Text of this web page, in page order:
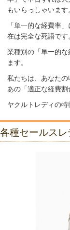
もいらっしゃいます
「単一的な経費率
在は完全な死語です
業種別の「単一的
ます。
私たちは、あなた
あの「適正な経費割
ヤクルトレディの特
各種セールス